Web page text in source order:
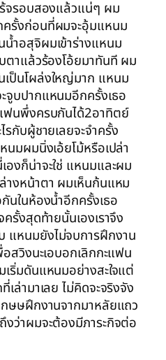
จรอบสองแล้วแน่ๆ ผม
รั้งก่อนที่ผมจะอุ้มแหนม
ำอสุจิผมเข้าร่างแหนม
ตาแล้วร้องโอ้ยมาทันที ผม
ป็นโผล่งใหญ่มาก แหนม
บปากแหนมอีกครั้งเธอ
ฟนพึ่งครบกันได้2อาทิตย์
กับผู้ชายเลยจะจำครั้ง
นมผมนิ่งเอ้ยโม้หรือเปล่า
งก็น่าจะใช่ แหนมและผม
างหน้าตา ผมเห็นก้นแหม
นในห้องน้ำอีกครั้งเธอ
ครั้งสุดท้ายนั้นเองเราจึง
หนมยังไม่จบการฝึกงาน
สวิงนะเอบอกเลิกกะแฟน
ริ่มดันแหนมอย่างสะใจแต่
ล่ามาเลย ไม่คิดจะจริงจัง
ษษฝึกงานจากมาหลัยแถว
ว่าผมจะต้องมีภาระกิจต่อ